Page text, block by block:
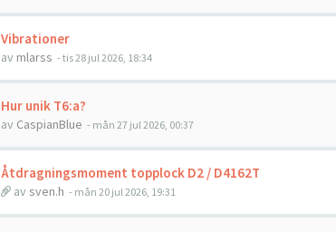
Vibrationer
av mlarss - tis 28 jul 2026, 18:34
Hur unik T6:a?
av CaspianBlue - mån 27 jul 2026, 00:37
Åtdragningsmoment topplock D2 / D4162T
av sven.h - mån 20 jul 2026, 19:31